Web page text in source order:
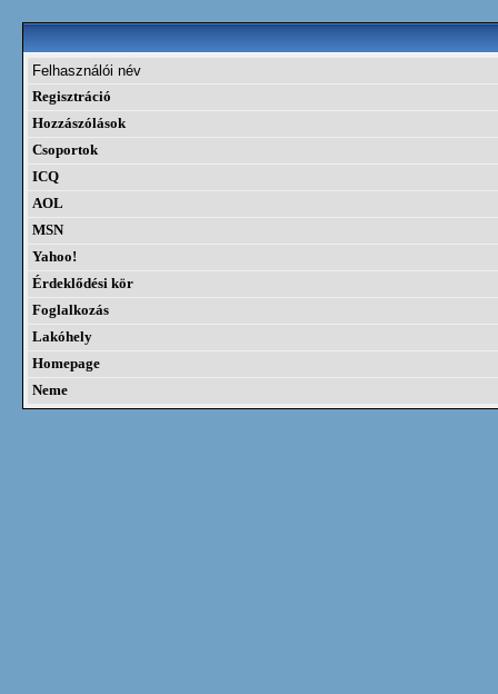
Felhasználói név
Regisztráció
Hozzászólások
Csoportok
ICQ
AOL
MSN
Yahoo!
Érdeklődési kör
Foglalkozás
Lakóhely
Homepage
Neme